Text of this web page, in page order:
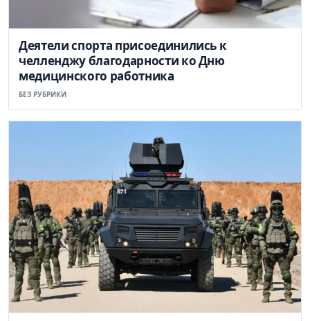
Деятели спорта присоединились к
челленджу благодарности ко Дню
медицинского работника
БЕЗ РУБРИКИ